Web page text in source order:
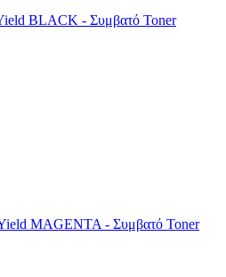
BLACK - Συμβατό Toner
MAGENTA - Συμβατό Toner